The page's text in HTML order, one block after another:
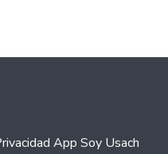
App Soy Usach